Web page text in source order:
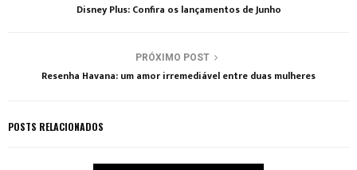
Disney Plus: Confira os lançamentos de Junho
PRÓXIMO POST
Resenha Havana: um amor irremediável entre duas mulheres
POSTS RELACIONADOS